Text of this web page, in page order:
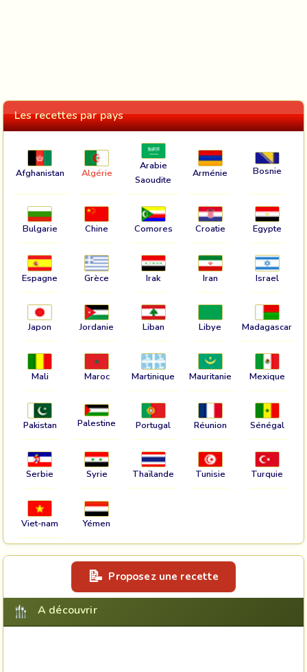
Les recettes par pays
Afghanistan Algérie
Arabie
Saoudite
Arménie Bosnie
Bulgarie Chine Comores Croatie Egypte
Espagne Grèce Irak Iran Israel
Japon Jordanie Liban Libye Madagascar
Mali Maroc Martinique Mauritanie Mexique
Pakistan Palestine Portugal Réunion Sénégal
Serbie Syrie Thaïlande Tunisie Turquie
Viet-nam Yémen
Proposez une recette
A découvrir